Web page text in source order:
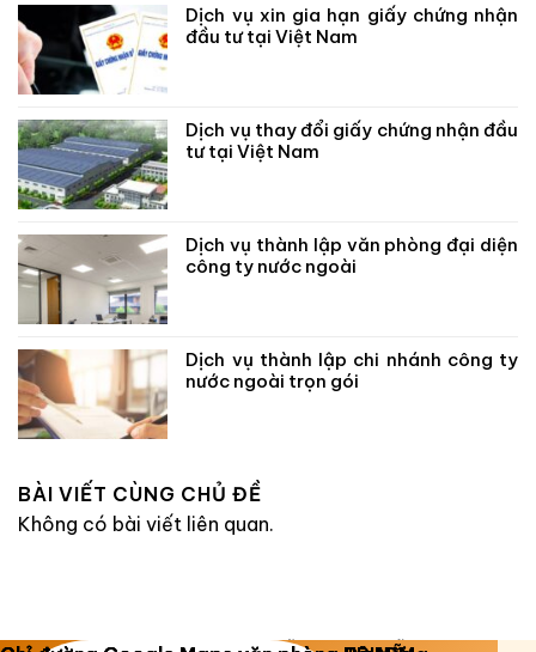
Dịch vụ xin gia hạn giấy chứng nhận
đầu tư tại Việt Nam
Dịch vụ thay đổi giấy chứng nhận đầu
tư tại Việt Nam
Dịch vụ thành lập văn phòng đại diện
công ty nước ngoài
Dịch vụ thành lập chi nhánh công ty
nước ngoài trọn gói
BÀI VIẾT CÙNG CHỦ ĐỀ
Không có bài viết liên quan.